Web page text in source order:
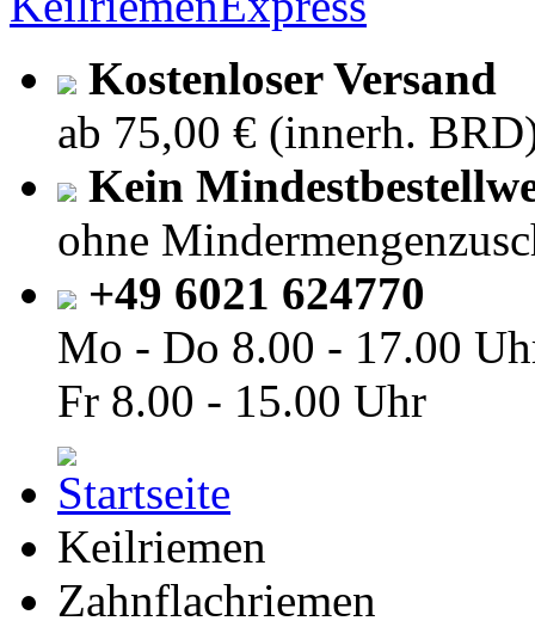
Kostenloser Versand
ab 75,00 € (innerh.
Kein
ohne
+49 6021 624770
Mo - Do 8.00 - 17.00
Fr 8.00 - 15.00 Uhr
Keilriemen
Zahnflachriemen